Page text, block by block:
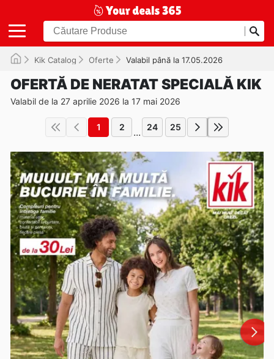
Kik Catalog Oferte Valabil până la 17.05.2026
OFERTĂ DE NERATAT SPECIALĂ KIK
Valabil de la 27 aprilie 2026 la 17 mai 2026
1 2 ... 24 25